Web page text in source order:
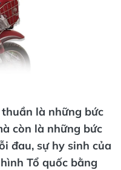
là những bức
còn là những bức
đau, sự hy sinh của
Tổ quốc bằng